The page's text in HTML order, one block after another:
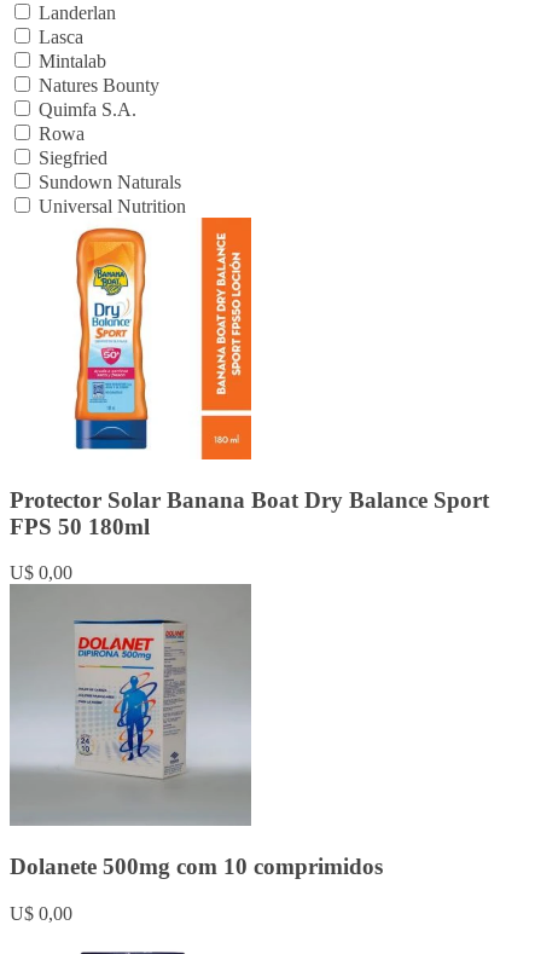
Landerlan
Lasca
Mintalab
Natures Bounty
Quimfa S.A.
Rowa
Siegfried
Sundown Naturals
Universal Nutrition
Protector Solar Banana Boat Dry Balance Sport
FPS 50 180ml
U$ 0,00
Dolanete 500mg com 10 comprimidos
U$ 0,00